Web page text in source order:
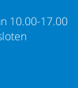
10.00-17.00